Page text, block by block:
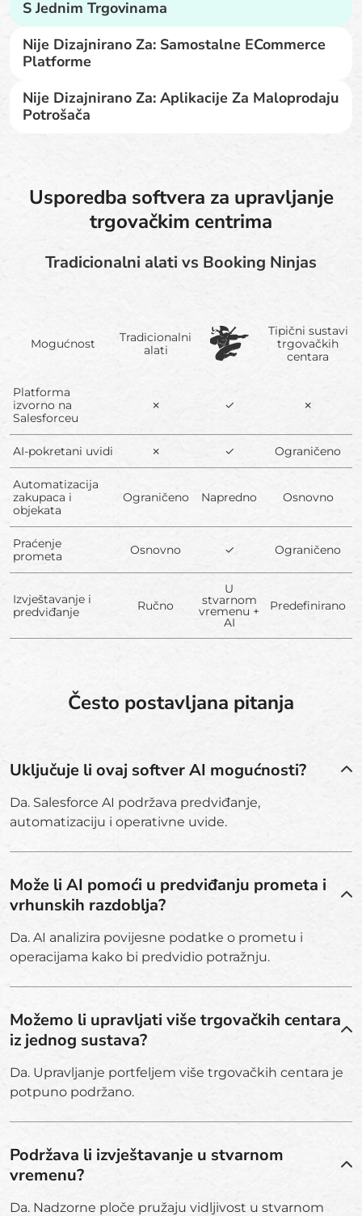
S Jednim Trgovinama
Nije Dizajnirano Za: Samostalne ECommerce
Platforme
Nije Dizajnirano Za: Aplikacije Za Maloprodaju
Potrošača
Usporedba softvera za upravljanje
trgovačkim centrima
Tradicionalni alati vs Booking Ninjas
Mogućnost
Tradicionalni
alati
Tipični sustavi
trgovačkih
centara
Platforma
izvorno na
Salesforceu
✗ ✓ ✗
AI-pokretani uvidi ✗ ✓ Ograničeno
Automatizacija
zakupaca i
objekata
Ograničeno Napredno Osnovno
Praćenje
prometa
Osnovno ✓ Ograničeno
Izvještavanje i
predviđanje
Ručno
U
stvarnom
vremenu +
AI
Predefinirano
Često postavljana pitanja
Uključuje li ovaj softver AI mogućnosti?
Da. Salesforce AI podržava predviđanje,
automatizaciju i operativne uvide.
Može li AI pomoći u predviđanju prometa i
vrhunskih razdoblja?
Da. AI analizira povijesne podatke o prometu i
operacijama kako bi predvidio potražnju.
Možemo li upravljati više trgovačkih centara
iz jednog sustava?
Da. Upravljanje portfeljem više trgovačkih centara je
potpuno podržano.
Podržava li izvještavanje u stvarnom
vremenu?
Da. Nadzorne ploče pružaju vidljivost u stvarnom